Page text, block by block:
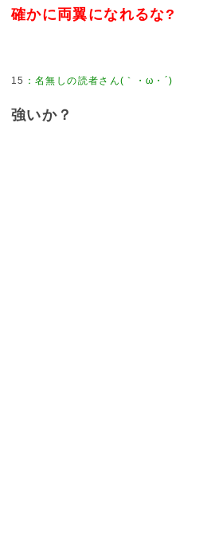
確かに両翼になれるな?
15 ：名無しの読者さん(｀・ω・´)
強いか？